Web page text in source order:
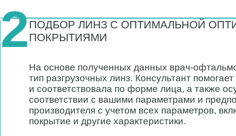
2ПОДБОР ЛИНЗ С ОПТИМАЛЬНОЙ
ПОКРЫТИЯМИ
На основе полученных данных врач-
тип разгрузочных линз. Консультант
и соответствовала по форме лица, а также
соответствии с вашими параметрами и
производителя с учетом всех параметров,
покрытие и другие характеристики.